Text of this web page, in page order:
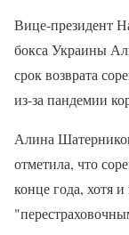
Вице-президент
бокса Украины
срок возврата
из-за пандемии
Алина
отметила, что
конце года, хотя